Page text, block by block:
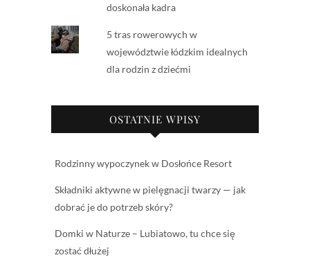
doskonała kadra
5 tras rowerowych w
województwie łódzkim idealnych
dla rodzin z dziećmi
OSTATNIE WPISY
Rodzinny wypoczynek w Dosłońce Resort
Składniki aktywne w pielęgnacji twarzy — jak
dobrać je do potrzeb skóry?
Domki w Naturze – Lubiatowo, tu chce się
zostać dłużej